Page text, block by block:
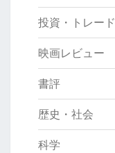
投資・トレード
映画レビュー
書評
歴史・社会
科学